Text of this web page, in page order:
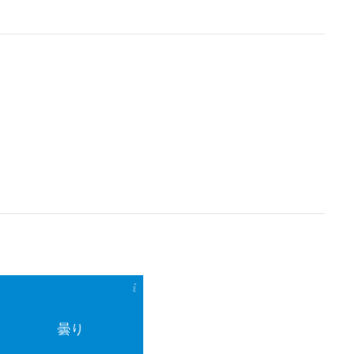
曇り